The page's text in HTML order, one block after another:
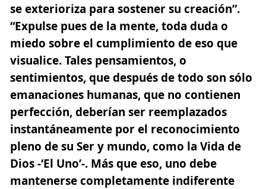
se exterioriza para sostener su creación”.
“Expulse pues de la mente, toda duda o
miedo sobre el cumplimiento de eso que
visualice. Tales pensamientos, o
sentimientos, que después de todo son sólo
emanaciones humanas, que no contienen
perfección, deberían ser reemplazados
instantáneamente por el reconocimiento
pleno de su Ser y mundo, como la Vida de
Dios -‘El Uno’-. Más que eso, uno debe
mantenerse completamente indiferente